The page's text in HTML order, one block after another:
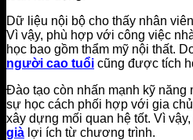
Dữ liệu nội bộ cho thấy nhân
Vì vậy, phù hợp với công việc
học bao gồm thẩm mỹ nội thất.
người cao tuổi cũng được tích
Đào tạo còn nhấn mạnh kỹ năng
sự học cách phối hợp với gia
xây dựng mối quan hệ tốt. Vì vậy,
già lợi ích từ chương trình.